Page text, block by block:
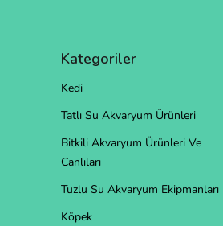
Kategoriler
Kedi
Tatlı Su Akvaryum Ürünleri
Bitkili Akvaryum Ürünleri Ve
Canlıları
Tuzlu Su Akvaryum Ekipmanları
Köpek